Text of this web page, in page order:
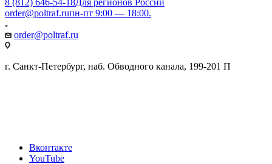
order@poltraf.ruпн-пт 9:00 — 18:00.
order@poltraf.ru
г. Санкт-Петербург, наб. Обводного канала, 199-201 П
Вконтакте
YouTube